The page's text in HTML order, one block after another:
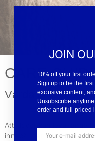
CARE
Vårda dina plagg
Att kläder kan leva länge
innebär det att vi
JOIN
10% off your first
Sign up to be the
exclusive content,
Unsubscribe
order and full-priced